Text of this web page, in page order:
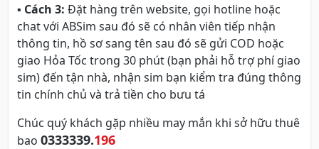
▪ Cách 3: Đặt hàng trên website, gọi hotline hoặc
chat với ABSim sau đó sẽ có nhân viên tiếp nhận
thông tin, hồ sơ sang tên sau đó sẽ gửi COD hoặc
giao Hỏa Tốc trong 30 phút (bạn phải hỗ trợ phí giao
sim) đến tận nhà, nhận sim bạn kiểm tra đúng thông
tin chính chủ và trả tiền cho bưu tá
Chúc quý khách gặp nhiều may mắn khi sở hữu thuê
bao 0333339.196